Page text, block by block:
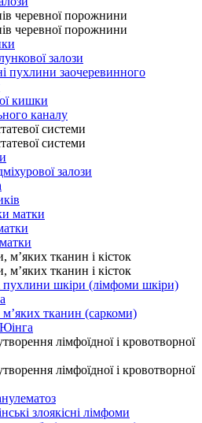
черевної порожнини
черевної порожнини
залози
пухлини заочеревинного
кишки
каналу
системи
системи
залози
матки
тканин і кісток
тканин і кісток
пухлини шкіри (лімфоми шкіри)
тканин (саркоми)
лімфоїдної і кровотворної
лімфоїдної і кровотворної
злоякісні лімфоми